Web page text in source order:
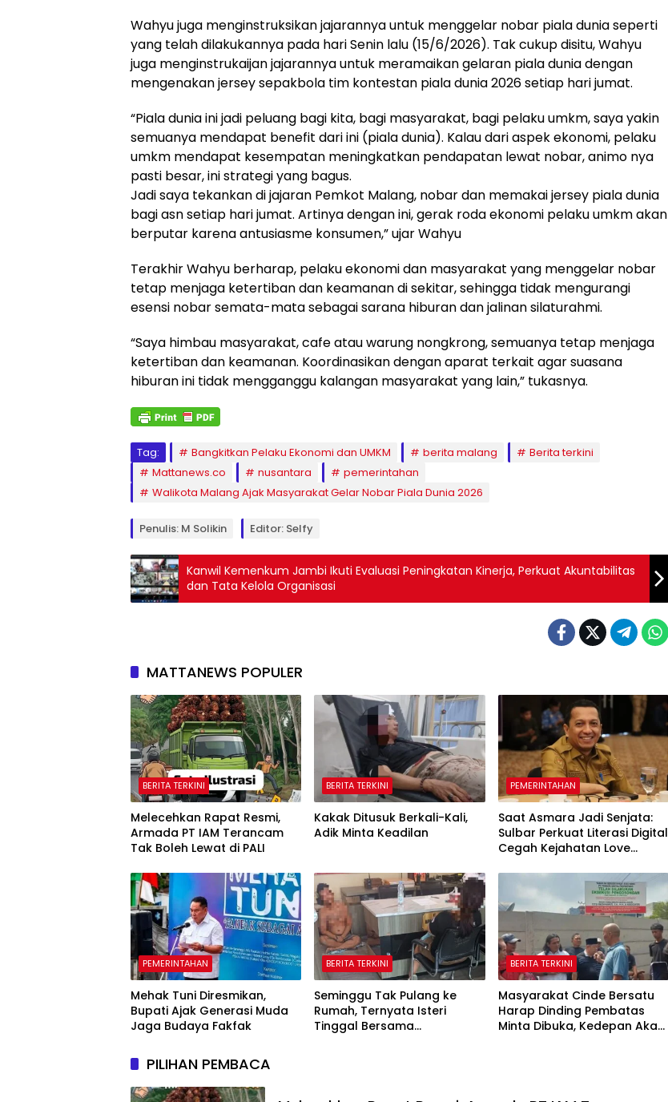
Wahyu juga menginstruksikan jajarannya untuk menggelar nobar piala dunia seperti
yang telah dilakukannya pada hari Senin lalu (15/6/2026). Tak cukup disitu, Wahyu
juga menginstrukaijan jajarannya untuk meramaikan gelaran piala dunia dengan
mengenakan jersey sepakbola tim kontestan piala dunia 2026 setiap hari jumat.
“Piala dunia ini jadi peluang bagi kita, bagi masyarakat, bagi pelaku umkm, saya yakin
semuanya mendapat benefit dari ini (piala dunia). Kalau dari aspek ekonomi, pelaku
umkm mendapat kesempatan meningkatkan pendapatan lewat nobar, animo nya
pasti besar, ini strategi yang bagus.
Jadi saya tekankan di jajaran Pemkot Malang, nobar dan memakai jersey piala dunia
bagi asn setiap hari jumat. Artinya dengan ini, gerak roda ekonomi pelaku umkm akan
berputar karena antusiasme konsumen,” ujar Wahyu
Terakhir Wahyu berharap, pelaku ekonomi dan masyarakat yang menggelar nobar
tetap menjaga ketertiban dan keamanan di sekitar, sehingga tidak mengurangi
esensi nobar semata-mata sebagai sarana hiburan dan jalinan silaturahmi.
“Saya himbau masyarakat, cafe atau warung nongkrong, semuanya tetap menjaga
ketertiban dan keamanan. Koordinasikan dengan aparat terkait agar suasana
hiburan ini tidak mengganggu kalangan masyarakat yang lain,” tukasnya.
Tag: Bangkitkan Pelaku Ekonomi dan UMKM berita malang
Berita terkini
Mattanews.co
nusantara
pemerintahan
Walikota Malang Ajak Masyarakat Gelar Nobar Piala Dunia 2026
Penulis: M Solikin Editor: Selfy
Kanwil Kemenkum Jambi Ikuti Evaluasi Peningkatan Kinerja, Perkuat Akuntabilitas
dan Tata Kelola Organisasi
MATTANEWS POPULER
BERITA TERKINI
Melecehkan Rapat Resmi,
Armada PT IAM Terancam
Tak Boleh Lewat di PALI
BERITA TERKINI
Kakak Ditusuk Berkali-Kali,
Adik Minta Keadilan
PEMERINTAHAN
Saat Asmara Jadi Senjata:
Sulbar Perkuat Literasi Digital
Cegah Kejahatan Love
PEMERINTAHAN
Mehak Tuni Diresmikan,
Bupati Ajak Generasi Muda
Jaga Budaya Fakfak
BERITA TERKINI
Seminggu Tak Pulang ke
Rumah, Ternyata Isteri
Tinggal Bersama
BERITA TERKINI
Masyarakat Cinde Bersatu
Harap Dinding Pembatas
Minta Dibuka, Kedepan Akan
PILIHAN PEMBACA